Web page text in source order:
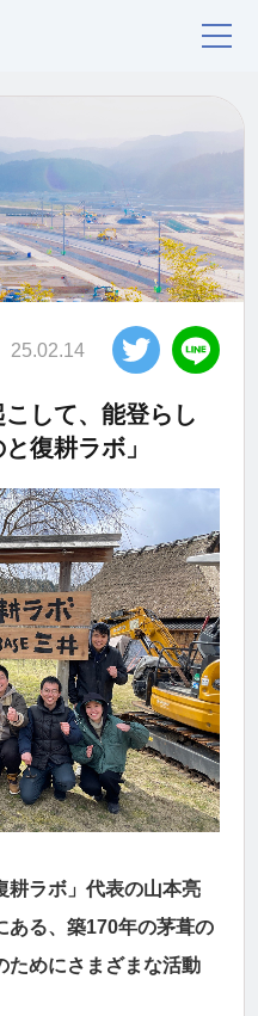
25.02.14
して、能登らし
復耕ラボ」
耕ラボ」代表の山本亮
ある、築170年の茅葺の
ためにさまざまな活動